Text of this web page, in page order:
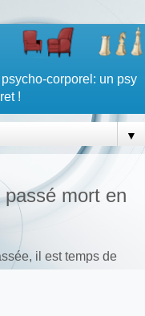
corporel: un psy
!
▼
mort en
il est temps de